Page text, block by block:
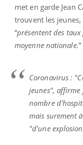
met en garde Jean
trouvent les
“présentent des
moyenne nationale.”
Coronavirus :
jeunes", affirme
nombre
mais surement
"d'une